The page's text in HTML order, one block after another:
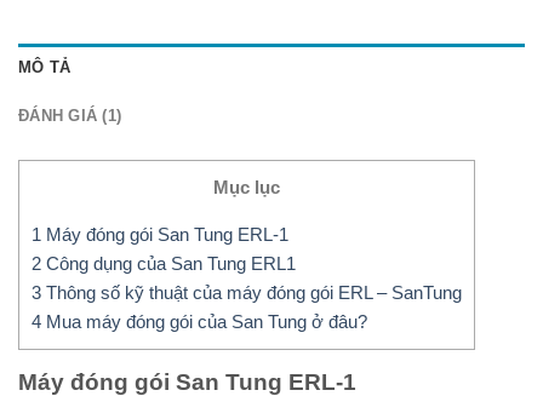
MÔ TẢ
ĐÁNH GIÁ (1)
Mục lục
1 Máy đóng gói San Tung ERL-1
2 Công dụng của San Tung ERL1
3 Thông số kỹ thuật của máy đóng gói ERL – SanTung
4 Mua máy đóng gói của San Tung ở đâu?
Máy đóng gói San Tung ERL-1